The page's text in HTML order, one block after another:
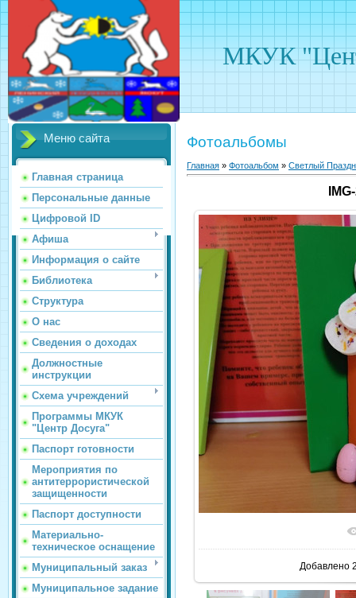
МКУК
Меню сайта
Главная страница
Персональные данные
Цифровой ID
Афиша
Информация о сайте
Библиотека
Структура
О нас
Сведения о доходах
Должностные
инструкции
Схема учреждений
Программы МКУК
"Центр Досуга"
Паспорт готовности
Мероприятия по
антитеррористической
защищенности
Паспорт доступности
Материально-
техническое оснащение
Муниципальный заказ
Муниципальное задание
Фотоальбомы
Главная » Фотоальбом » Светлый
В
Добавлено